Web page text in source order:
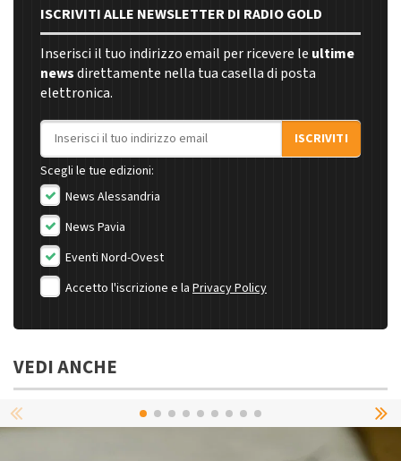
ISCRIVITI ALLE NEWSLETTER DI RADIO GOLD
Inserisci il tuo indirizzo email per ricevere le ultime
newsdirettamente nella tua casella di posta
elettronica.
Indirizzo email
ISCRIVITI
Scegli le tue edizioni:
News Alessandria
News Pavia
Eventi Nord-Ovest
Accetto l'iscrizione e la Privacy Policy
VEDI ANCHE